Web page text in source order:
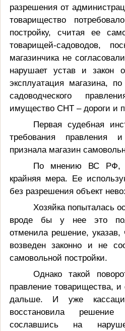
разрешения от
товарищество
постройку, считая ее
товарищей-садоводов,
магазинчика не
нарушает устав и закон
эксплуатация магазина,
садоводческого
имущество СНТ – дороги и
Первая судебная
требования
признала магазин
По мнению ВС РФ,
крайняя мера. Ее
без разрешения объект
Хозяйка попыталась
вроде бы у нее это
отменила решение, указав,
возведен законно и не
самовольной постройки.
Однако такой
правление товарищества,
дальше. И уже
восстановила
сославшись на